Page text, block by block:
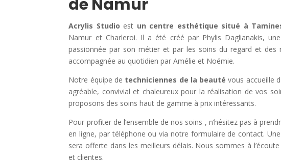
de Namur
Acrylis Studio est un centre esthétique situé à
Namur et Charleroi. Il a été créé par Phylis Daglianakis,
passionnée par son métier et par les soins du regard et des
accompagnée au quotidien par Amélie et Noémie.
Notre équipe de techniciennes de la beauté vous accueille
agréable, convivial et chaleureux pour la réalisation de vos
proposons des soins haut de gamme à prix intéressants.
Pour profiter de l’ensemble de nos soins , n’hésitez pas à
en ligne, par téléphone ou via notre formulaire de contact.
sera offerte dans les meilleurs délais. Nous sommes à
et clientes.